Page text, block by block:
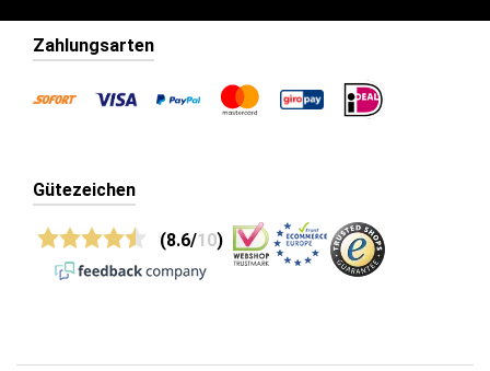
Zahlungsarten
Gütezeichen
(8.6/10)